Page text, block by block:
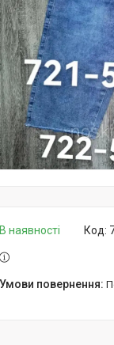
В наявності Код: